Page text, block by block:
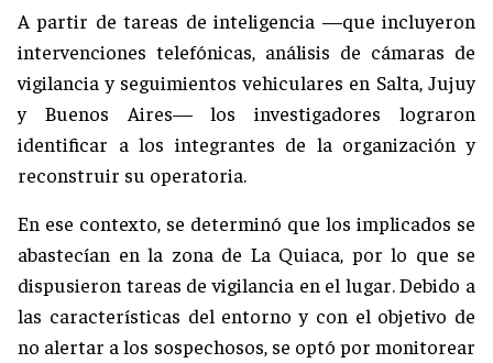
A partir de tareas de inteligencia —que incluyeron
intervenciones telefónicas, análisis de cámaras de
vigilancia y seguimientos vehiculares en Salta, Jujuy
y Buenos Aires— los investigadores lograron
identificar a los integrantes de la organización y
reconstruir su operatoria.
En ese contexto, se determinó que los implicados se
abastecían en la zona de La Quiaca, por lo que se
dispusieron tareas de vigilancia en el lugar. Debido a
las características del entorno y con el objetivo de
no alertar a los sospechosos, se optó por monitorear